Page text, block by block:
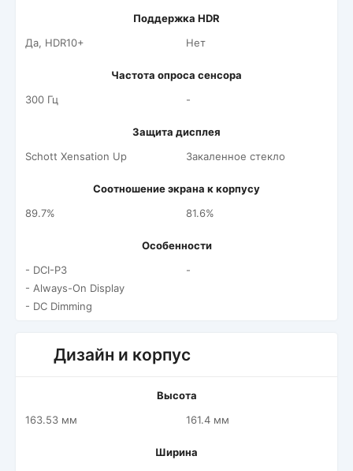
Поддержка HDR
Да, HDR10+
Нет
Частота опроса сенсора
300 Гц
-
Защита дисплея
Schott Xensation Up
Закаленное стекло
Соотношение экрана к корпусу
89.7%
81.6%
Особенности
- DCI-P3
- Always-On Display
- DC Dimming
-
Дизайн и корпус
Высота
163.53 мм
161.4 мм
Ширина